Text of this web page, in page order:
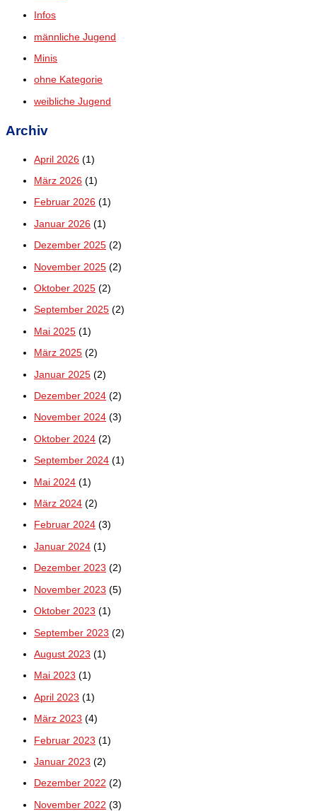
Infos
männliche Jugend
Minis
ohne Kategorie
weibliche Jugend
Archiv
April 2026 (1)
März 2026 (1)
Februar 2026 (1)
Januar 2026 (1)
Dezember 2025 (2)
November 2025 (2)
Oktober 2025 (2)
September 2025 (2)
Mai 2025 (1)
März 2025 (2)
Januar 2025 (2)
Dezember 2024 (2)
November 2024 (3)
Oktober 2024 (2)
September 2024 (1)
Mai 2024 (1)
März 2024 (2)
Februar 2024 (3)
Januar 2024 (1)
Dezember 2023 (2)
November 2023 (5)
Oktober 2023 (1)
September 2023 (2)
August 2023 (1)
Mai 2023 (1)
April 2023 (1)
März 2023 (4)
Februar 2023 (1)
Januar 2023 (2)
Dezember 2022 (2)
November 2022 (3)